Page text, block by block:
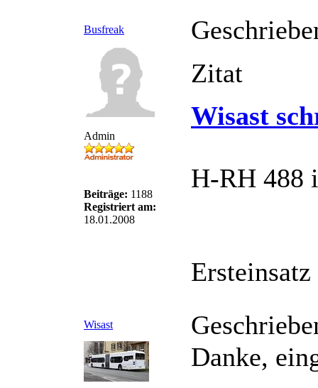
Busfreak
Admin
Beiträge: 1188
Registriert am:
18.01.2008
Zitat
Wisast
H-RH 488
Wisast
Danke,